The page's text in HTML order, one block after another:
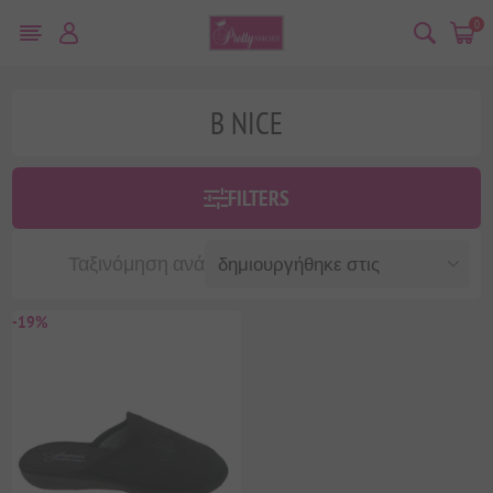
0
B NICE
FILTERS
Ταξινόμηση ανά
-19%